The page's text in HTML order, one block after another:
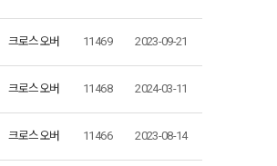
크로스오버 11469 2023-09-21
크로스오버 11468 2024-03-11
크로스오버 11466 2023-08-14